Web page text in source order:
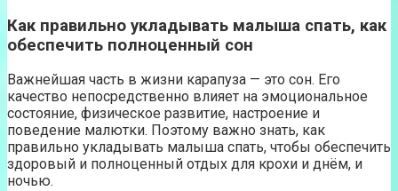
Как правильно укладывать малыша спать, как
обеспечить полноценный сон
Важнейшая часть в жизни карапуза — это сон. Его
качество непосредственно влияет на эмоциональное
состояние, физическое развитие, настроение и
поведение малютки. Поэтому важно знать, как
правильно укладывать малыша спать, чтобы обеспечить
здоровый и полноценный отдых для крохи и днём, и
ночью.